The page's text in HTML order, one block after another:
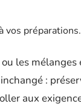
vos préparations.
ou les mélanges
:
aux